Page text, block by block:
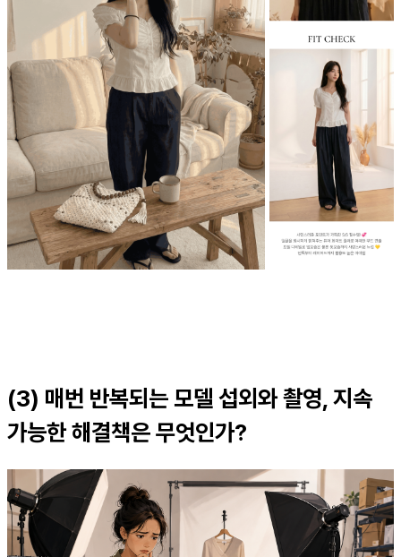
(3) 매번 반복되는 모델 섭외와 촬영, 지속
가능한 해결책은 무엇인가?